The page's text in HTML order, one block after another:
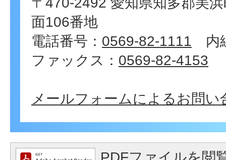
面106番地
電話番号： 0569-82-1111 内
ファックス： 0569-82-4153
メールフォームによるお問い